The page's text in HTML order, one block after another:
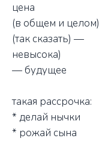
цена
(в общем и целом)
(так сказать) —
невысока)
— будущее
такая рассрочка:
* делай нычки
* рожай сына